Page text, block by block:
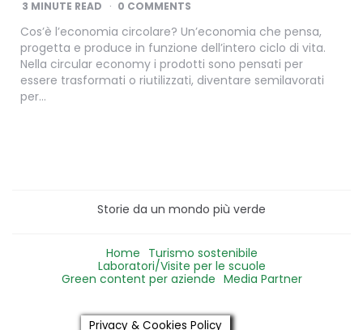
3 MINUTE READ 0 COMMENTS
Cos’è l’economia circolare? Un’economia che pensa,
progetta e produce in funzione dell’intero ciclo di vita.
Nella circular economy i prodotti sono pensati per
essere trasformati o riutilizzati, diventare semilavorati
per…
Storie da un mondo più verde
Home Turismo sostenibile
Laboratori/Visite per le scuole
Green content per aziende Media Partner
Privacy & Cookies Policy